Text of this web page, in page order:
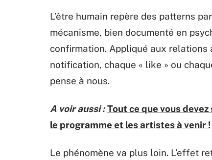
L’être humain repère des patterns
mécanisme, bien documenté en
confirmation. Appliqué aux relations
notification, chaque « like » ou
pense à nous.
A voir aussi : Tout ce que vous
le programme et les artistes à venir !
Le phénomène va plus loin. L’effet